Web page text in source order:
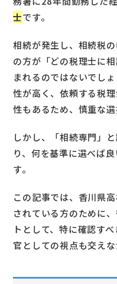
士です。
相続が発生し、相続税
の方が「どの税理士に
まれるのではないでし
性が高く、依頼する税
性もあるため、慎重な選
しかし、「相続専門」
り、何を基準に選べば
す。
この記事では、香川県
されている方のために
トとして、特に確認すべ
官としての視点も交えな